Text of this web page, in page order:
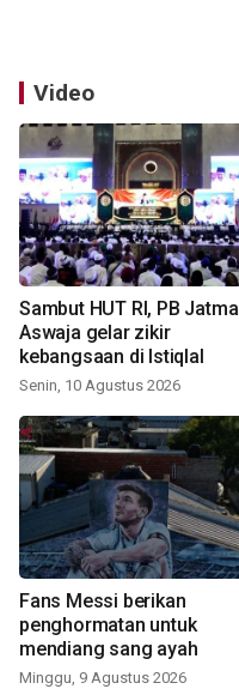
Video
Sambut HUT RI, PB Jatma
Aswaja gelar zikir
kebangsaan di Istiqlal
Senin, 10 Agustus 2026
Fans Messi berikan
penghormatan untuk
mendiang sang ayah
Minggu, 9 Agustus 2026